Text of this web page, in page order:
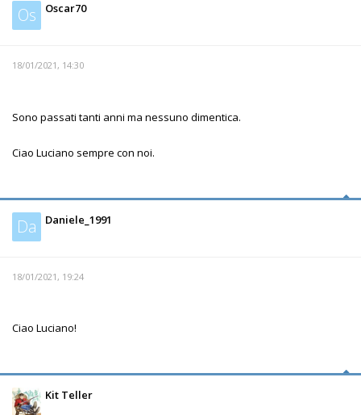
Os Oscar70
18/01/2021, 14:30
Sono passati tanti anni ma nessuno dimentica.
Ciao Luciano sempre con noi.
Da Daniele_1991
18/01/2021, 19:24
Ciao Luciano!
Kit Teller